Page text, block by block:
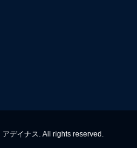
デイナス. All rights reserved.